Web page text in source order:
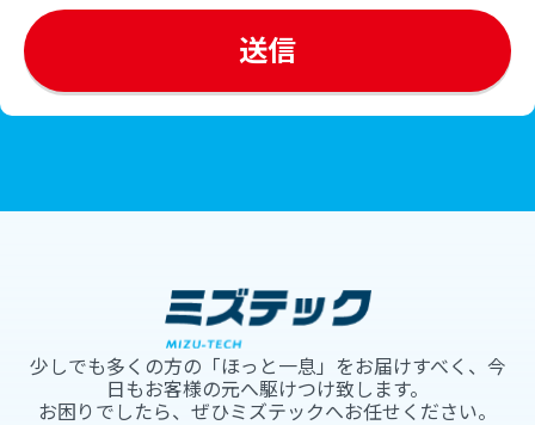
少しでも多くの方の「ほっと一息」をお届けすべく、今
日もお客様の元へ駆けつけ致します。
お困りでしたら、ぜひミズテックへお任せください。